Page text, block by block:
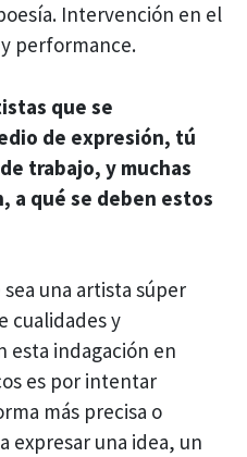
Intervención en el
performance.
que se
de expresión, tú
trabajo, y muchas
a qué se deben estos
una artista súper
cualidades y
esta indagación en
es por intentar
más precisa o
expresar una idea, un